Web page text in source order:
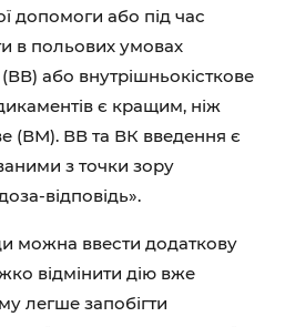
допомоги або під час
в польових умовах
або внутрішньокісткове
є кращим, ніж
(ВМ). ВВ та ВК введення є
з точки зору
відповідь».
можна ввести додаткову
відмінити дію вже
легше запобігти